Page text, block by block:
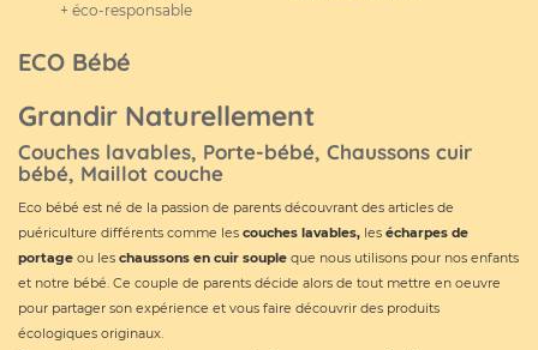
+ éco-responsable
ECO Bébé
Grandir Naturellement
Couches lavables, Porte-bébé, Chaussons cuir
bébé, Maillot couche
Eco bébé est né de la passion de parents découvrant des articles de
puériculture différents comme les couches lavables, les écharpes de
portage ou les chaussons en cuir souple que nous utilisons pour nos enfants
et notre bébé. Ce couple de parents décide alors de tout mettre en oeuvre
pour partager son expérience et vous faire découvrir des produits
écologiques originaux.